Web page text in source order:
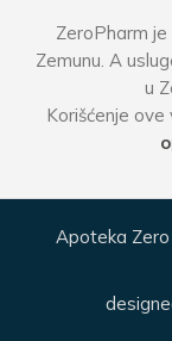
ZeroPharm
Zemunu. A
u
Korišćenje
Apoteka